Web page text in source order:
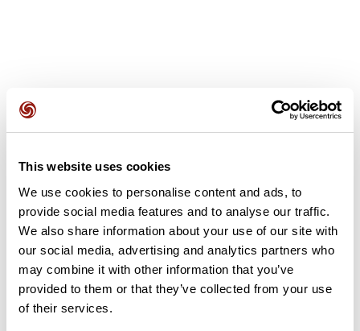
This website uses cookies
We use cookies to personalise content and ads, to
provide social media features and to analyse our traffic.
We also share information about your use of our site with
our social media, advertising and analytics partners who
may combine it with other information that you’ve
provided to them or that they’ve collected from your use
of their services.
Opiniones de los usuarios
Este recorrido aún no contiene opiniones. ¿Ya lo has
Añadir una opinión